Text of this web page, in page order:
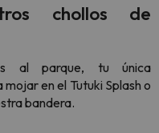
chollos de
al parque, tu única
mojar en el Tutuki Splash o
bandera.